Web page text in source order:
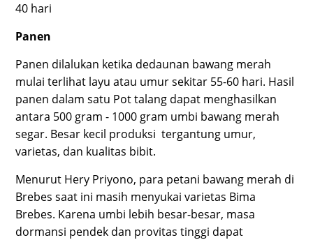
40 hari
Panen
Panen dilalukan ketika dedaunan bawang merah
mulai terlihat layu atau umur sekitar 55-60 hari. Hasil
panen dalam satu Pot talang dapat menghasilkan
antara 500 gram - 1000 gram umbi bawang merah
segar. Besar kecil produksi tergantung umur,
varietas, dan kualitas bibit.
Menurut Hery Priyono, para petani bawang merah di
Brebes saat ini masih menyukai varietas Bima
Brebes. Karena umbi lebih besar-besar, masa
dormansi pendek dan provitas tinggi dapat